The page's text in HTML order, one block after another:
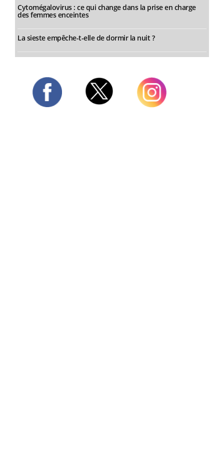
Cytomégalovirus : ce qui change dans la prise en charge
des femmes enceintes
La sieste empêche-t-elle de dormir la nuit ?